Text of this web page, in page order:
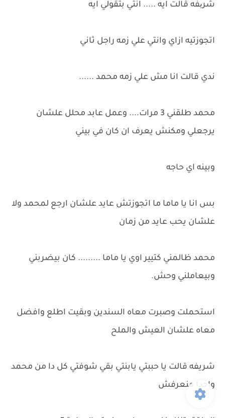
شریفه قالت ايه ..... انتي بتقولي ايه
اتجوزتيه ازاي وانتي علي زمه راجل ثاني
ندي قالت انا مش علي زمه محمد ......
محمد طلقني 3 مرات.... وعمل عابد محلل علشان
يرجعلي ومكنش يعرف ان كان في بيني
وبينه اي حاجه
بس انا يا ماما ما اتجوزتش عايد علشان ارجع لمحمد ولا
علشان يحب عايد من زمان
محمد ظالمني كتيير اوي يا ماما ......... كان بيضربني
وبيعاملني وحش.
استحملت وصبرت معاه السندين وبقيت اطلع وافضل
معاه علشان العيش والملح
شريفه قالت يا حببتي يابنتي بقي شوفتي كل دا من محمد
واحدا منعرفش